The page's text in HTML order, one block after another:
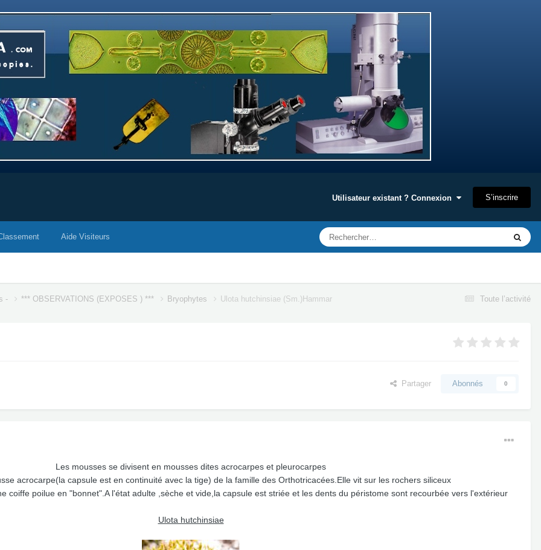
Utilisateur existant ? Connexion S’inscrire
Aide Visiteurs
Toute l’activité
- *** OBSERVATIONS (EXPOSES ) *** Bryophytes Ulota hutchinsiae (Sm.)Hammar
Partager Abonnés 0
Les mousses se divisent en mousses dites acrocarpes et pleurocarpes
acrocarpe(la capsule est en continuité avec la tige) de la famille des Orthotricacées.Elle vit sur les rochers siliceux
coiffe poilue en "bonnet".A l'état adulte ,sèche et vide,la capsule est striée et les dents du péristome sont recourbée vers l'extérieur
Ulota hutchinsiae